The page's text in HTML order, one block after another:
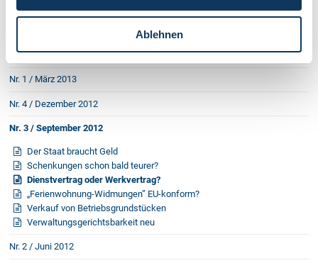
Ablehnen
Nr. 1 / Jänner 2014
Nr. 2 / Juni 2013
Nr. 1 / März 2013
Nr. 4 / Dezember 2012
Nr. 3 / September 2012
Der Staat braucht Geld
Schenkungen schon bald teurer?
Dienstvertrag oder Werkvertrag?
„Ferienwohnung-Widmungen” EU-konform?
Verkauf von Betriebsgrundstücken
Verwaltungsgerichtsbarkeit neu
Nr. 2 / Juni 2012